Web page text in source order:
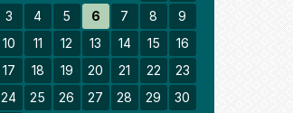
3
4 5 6 7 8
9
10
11 12 13 14 15
16
17
18 19 20 21 22
23
24
25 26 27 28 29
30